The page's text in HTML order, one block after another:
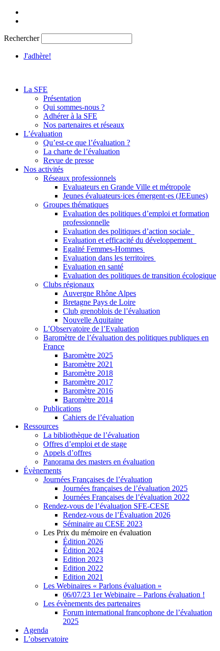
Aller
Rechercher
J'adhère!
La SFE
Présentation
Qui sommes-nous ?
Adhérer à la SFE
Nos partenaires et réseaux
L’évaluation
Qu’est-ce que l’évaluation ?
La charte de l’évaluation
Revue de presse
Nos activités
Réseaux professionnels
Evaluateurs en Grande Ville et métropole
Jeunes évaluateurs·ices émergent·es (JEEunes)
Groupes thématiques
Evaluation des politiques d’emploi et formation
professionnelle
Evaluation des politiques d’action sociale
Evaluation et efficacité du développement
Egalité Femmes-Hommes
Evaluation dans les territoires
Evaluation en santé
Evaluation des politiques de transition écologique
Clubs régionaux
Auvergne Rhône Alpes
Bretagne Pays de Loire
Club grenoblois de l’évaluation
Nouvelle Aquitaine
L’Observatoire de l’Evaluation
Baromètre de l’évaluation des politiques publiques en
France
Baromètre 2025
Baromètre 2021
Baromètre 2018
Baromètre 2017
Baromètre 2016
Baromètre 2014
Publications
Cahiers de l’évaluation
Ressources
La bibliothèque de l’évaluation
Offres d’emploi et de stage
Appels d’offres
Panorama des masters en évaluation
Évènements
Journées Françaises de l’évaluation
Journées françaises de l’évaluation 2025
Journées Françaises de l’évaluation 2022
Rendez-vous de l’évaluation SFE-CESE
Rendez-vous de l’Évaluation 2026
Séminaire au CESE 2023
Les Prix du mémoire en évaluation
Édition 2026
Édition 2024
Edition 2023
Edition 2022
Edition 2021
Les Webinaires « Parlons évaluation »
06/07/23 1er Webinaire – Parlons évaluation !
Les évènements des partenaires
Forum international francophone de l’évaluation
2025
Agenda
L’observatoire